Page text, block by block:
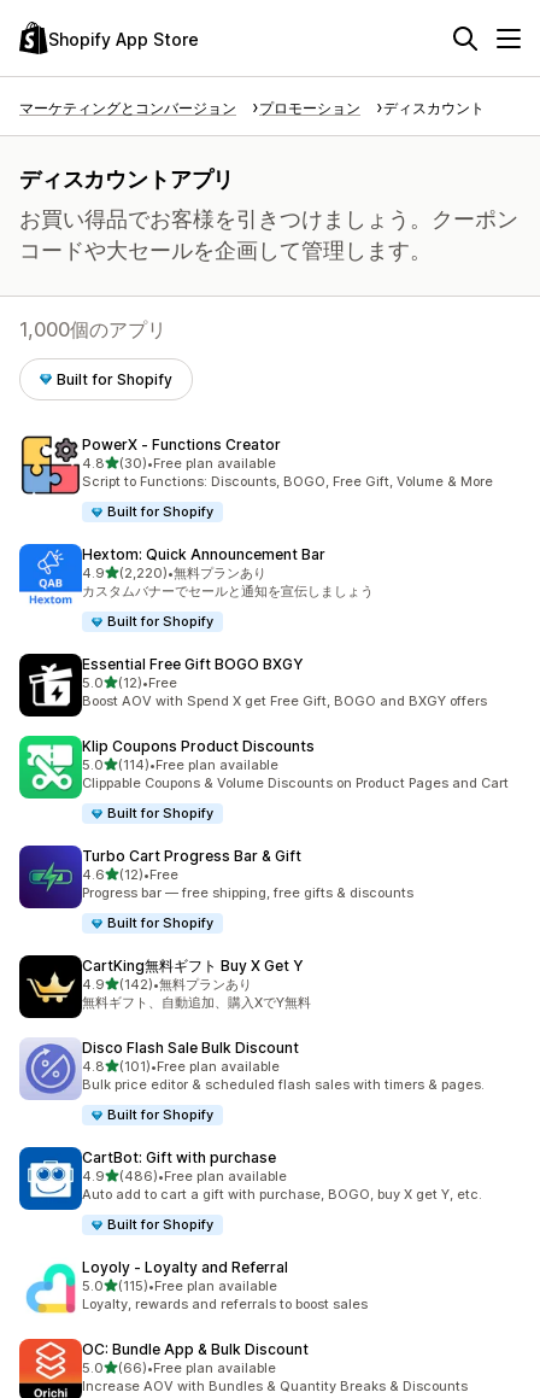
Shopify App Store
マーケティングとコンバージョン プロモーション ディスカウント
ディスカウントアプリ
お買い得品でお客様を引きつけましょう。クーポン
コードや大セールを企画して管理します。
1,000個のアプリ
Built for Shopify
PowerX ‑ Functions Creator
4.85つ星中
(30)
合計レビュー数：30件
•Free plan available
Script to Functions: Discounts, BOGO, Free Gift, Volume & More
Built for Shopify
Hextom: Quick Announcement Bar
4.95つ星中
(2,220)
合計レビュー数：2220件
•無料プランあり
カスタムバナーでセールと通知を宣伝しましょう
Built for Shopify
Essential Free Gift BOGO BXGY
5.05つ星中
(12)
合計レビュー数：12件
•Free
Boost AOV with Spend X get Free Gift, BOGO and BXGY offers
Klip Coupons Product Discounts
5.05つ星中
(114)
合計レビュー数：114件
•Free plan available
Clippable Coupons & Volume Discounts on Product Pages and Cart
Built for Shopify
Turbo Cart Progress Bar & Gift
4.65つ星中
(12)
合計レビュー数：12件
•Free
Progress bar — free shipping, free gifts & discounts
Built for Shopify
CartKing無料ギフト Buy X Get Y
4.95つ星中
(142)
合計レビュー数：142件
•無料プランあり
無料ギフト、自動追加、購入XでY無料
Disco Flash Sale Bulk Discount
4.85つ星中
(101)
合計レビュー数：101件
•Free plan available
Bulk price editor & scheduled flash sales with timers & pages.
Built for Shopify
CartBot: Gift with purchase
4.95つ星中
(486)
合計レビュー数：486件
•Free plan available
Auto add to cart a gift with purchase, BOGO, buy X get Y, etc.
Built for Shopify
Loyoly ‑ Loyalty and Referral
5.05つ星中
(115)
合計レビュー数：115件
•Free plan available
Loyalty, rewards and referrals to boost sales
OC: Bundle App & Bulk Discount
5.05つ星中
(66)
合計レビュー数：66件
•Free plan available
Increase AOV with Bundles & Quantity Breaks & Discounts